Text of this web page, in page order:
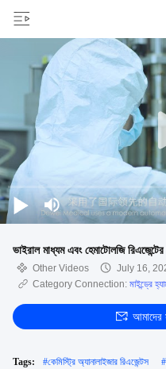
ভাইরাল মাধ্যম এবং হেমাটোলজি
Other Videos
July 16,
Category Connection: মাইন্ড্রে
আমাদের
Tags: #কেমিস্ট্রি অ্যানালাইজার রিএজেন্টস #